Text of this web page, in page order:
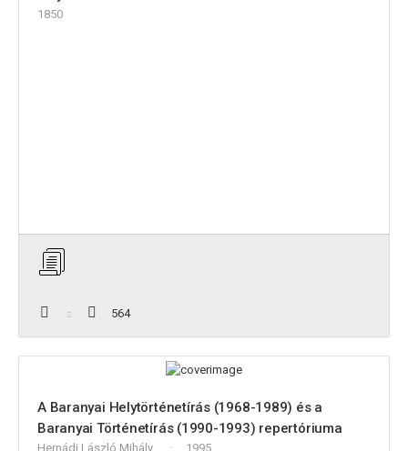
1850
564
A Baranyai Helytörténetírás (1968-1989) és a
Baranyai Történetírás (1990-1993) repertóriuma
Hernádi László Mihály 1995